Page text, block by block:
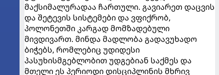
მაქსიმალურადაა ჩართული. გავიარეთ დაცვის
და შეტევის სისტემები და ვფიქრობ,
პოლონეთში კარგად მომზადებული
მივდივართ. მინდა მადლობა გადავუხადო
ბიჭებს, რომლებიც უდიდესი
პასუხისმგებლობით უდგებიან საქმეს და
მთელი ეს პერიოდი დისციპლინის მხრივ